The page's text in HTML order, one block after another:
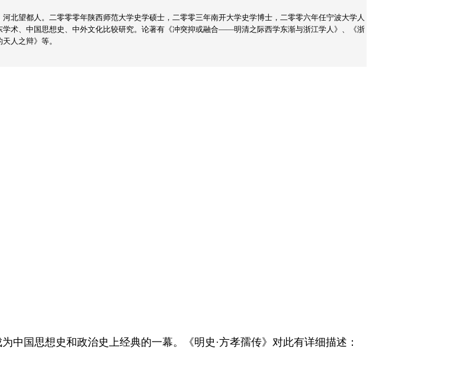
北望都人。二零零零年陕西师范大学史学硕士，二零零三年南开大学史学博士，二零零六年任宁波大学人
术、中国思想史、中外文化比较研究。论著有《冲突抑或融合——明清之际西学东渐与浙江学人》、《浙
人之辩》等。
中国思想史和政治史上经典的一幕。《明史·方孝孺传》对此有详细描述：